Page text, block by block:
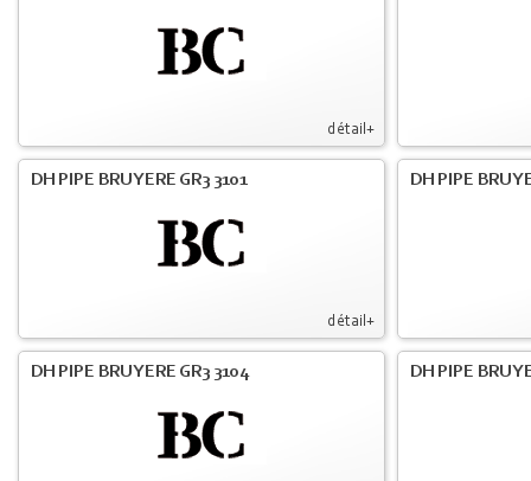
détail+
détail+
DH PIPE BRUYERE GR3 3101 DH PIPE
DH PIPE BRUYERE GR3 3104 DH PIPE